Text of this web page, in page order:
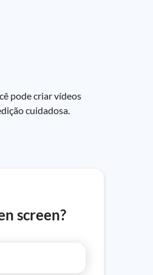
pode criar vídeos
cuidadosa.
screen?